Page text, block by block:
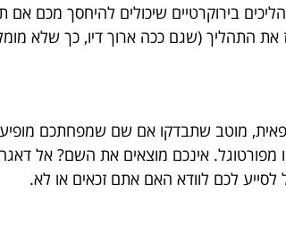
בירוקרטיים שיכולים להיחסך מכם אם
התהליך (שגם ככה ארוך דיו, כך שלא
מוטב שתבדקו אם שם שמפחתכם
אינכם מוצאים את השם? אל